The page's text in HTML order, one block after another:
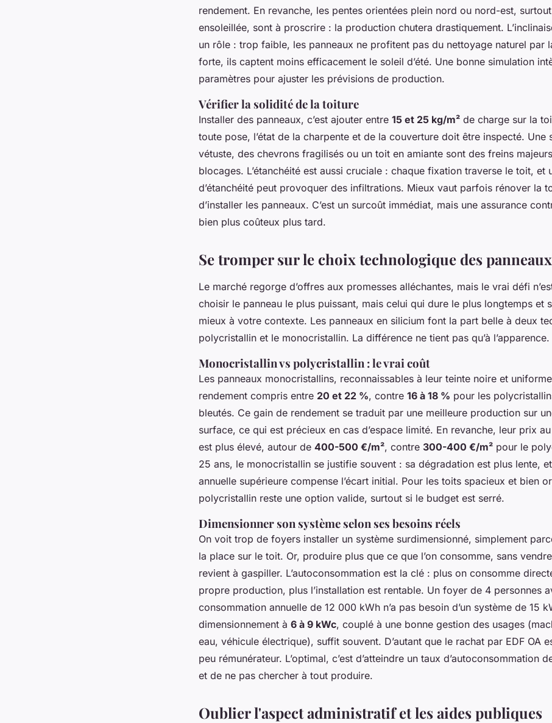
rendement. En revanche, les pentes orientées plein nord ou nord-est,
ensoleillée, sont à proscrire : la production chutera drastiquement.
un rôle : trop faible, les panneaux ne profitent pas du nettoyage naturel par
forte, ils captent moins efficacement le soleil d’été. Une bonne simulation
paramètres pour ajuster les prévisions de production.
Vérifier la solidité de la toiture
Installer des panneaux, c’est ajouter entre 15 et 25 kg/m² de charge sur la
toute pose, l’état de la charpente et de la couverture doit être inspecté. Une
vétuste, des chevrons fragilisés ou un toit en amiante sont des freins
blocages. L’étanchéité est aussi cruciale : chaque fixation traverse le toit, et
d’étanchéité peut provoquer des infiltrations. Mieux vaut parfois rénover la
d’installer les panneaux. C’est un surcoût immédiat, mais une assurance
bien plus coûteux plus tard.
Se tromper sur le choix technologique des panneaux
Le marché regorge d’offres aux promesses alléchantes, mais le vrai défi
choisir le panneau le plus puissant, mais celui qui dure le plus longtemps et
mieux à votre contexte. Les panneaux en silicium font la part belle à deux
polycristallin et le monocristallin. La différence ne tient pas qu’à l’apparence.
Monocristallin vs polycristallin : le vrai coût
Les panneaux monocristallins, reconnaissables à leur teinte noire et
rendement compris entre 20 et 22 %, contre 16 à 18 % pour les
bleutés. Ce gain de rendement se traduit par une meilleure production sur
surface, ce qui est précieux en cas d’espace limité. En revanche, leur prix
est plus élevé, autour de 400-500 €/m², contre 300-400 €/m² pour le
25 ans, le monocristallin se justifie souvent : sa dégradation est plus lente,
annuelle supérieure compense l’écart initial. Pour les toits spacieux et bien
polycristallin reste une option valide, surtout si le budget est serré.
Dimensionner son système selon ses besoins réels
On voit trop de foyers installer un système surdimensionné, simplement
la place sur le toit. Or, produire plus que ce que l’on consomme, sans
revient à gaspiller. L’autoconsommation est la clé : plus on consomme
propre production, plus l’installation est rentable. Un foyer de 4 personnes
consommation annuelle de 12 000 kWh n’a pas besoin d’un système de 15
dimensionnement à 6 à 9 kWc, couplé à une bonne gestion des usages
eau, véhicule électrique), suffit souvent. D’autant que le rachat par EDF OA
peu rémunérateur. L’optimal, c’est d’atteindre un taux d’autoconsommation
et de ne pas chercher à tout produire.
Oublier l'aspect administratif et les aides publiques